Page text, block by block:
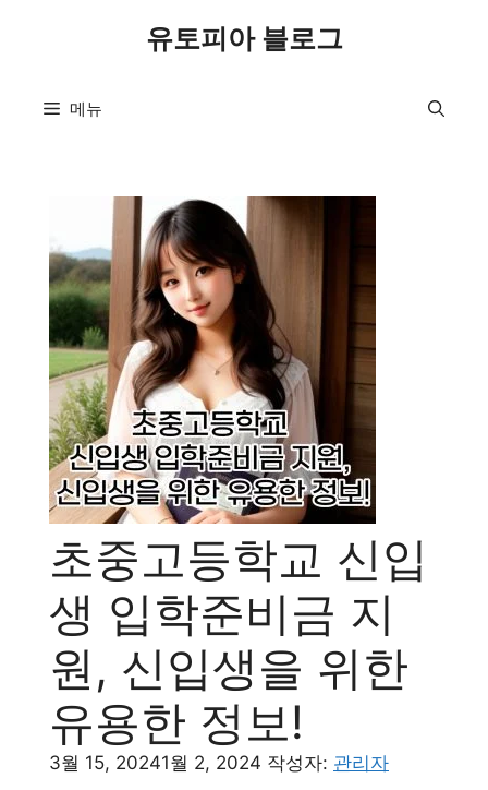
유토피아 블로그
메뉴
초중고등학교 신입
생 입학준비금 지
원, 신입생을 위한
유용한 정보!
3월 15, 20241월 2, 2024 작성자: 관리자